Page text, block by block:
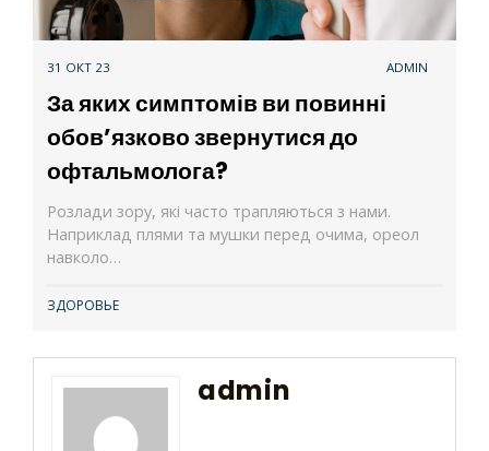
31 ОКТ 23 ADMIN
За яких симптомів ви повинні
обов’язково звернутися до
офтальмолога?
Розлади зору, які часто трапляються з нами.
Наприклад плями та мушки перед очима, ореол
навколо…
ЗДОРОВЬЕ
admin